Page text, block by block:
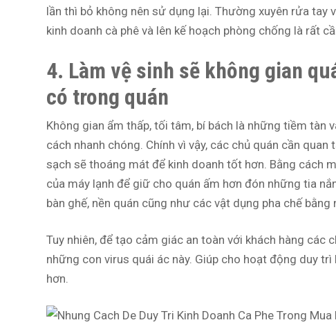
lần thì bỏ không nên sử dụng lại. Thường xuyên rửa
kinh doanh cà phê và lên kế hoạch phòng chống là rất
4. Làm vệ sinh sẽ không gian
có trong quán
Không gian ẩm thấp, tối tâm, bí bách là những tiềm tàn
cách nhanh chóng. Chính vì vậy, các chủ quán cần
sạch sẽ thoáng mát để kinh doanh tốt hơn. Bằng cách
của máy lạnh để giữ cho quán ấm hơn đón những tia
bàn ghế, nền quán cũng như các vật dụng pha chế
Tuy nhiên, để tạo cảm giác an toàn với khách hàng
những con virus quái ác này. Giúp cho hoạt động duy
hơn.